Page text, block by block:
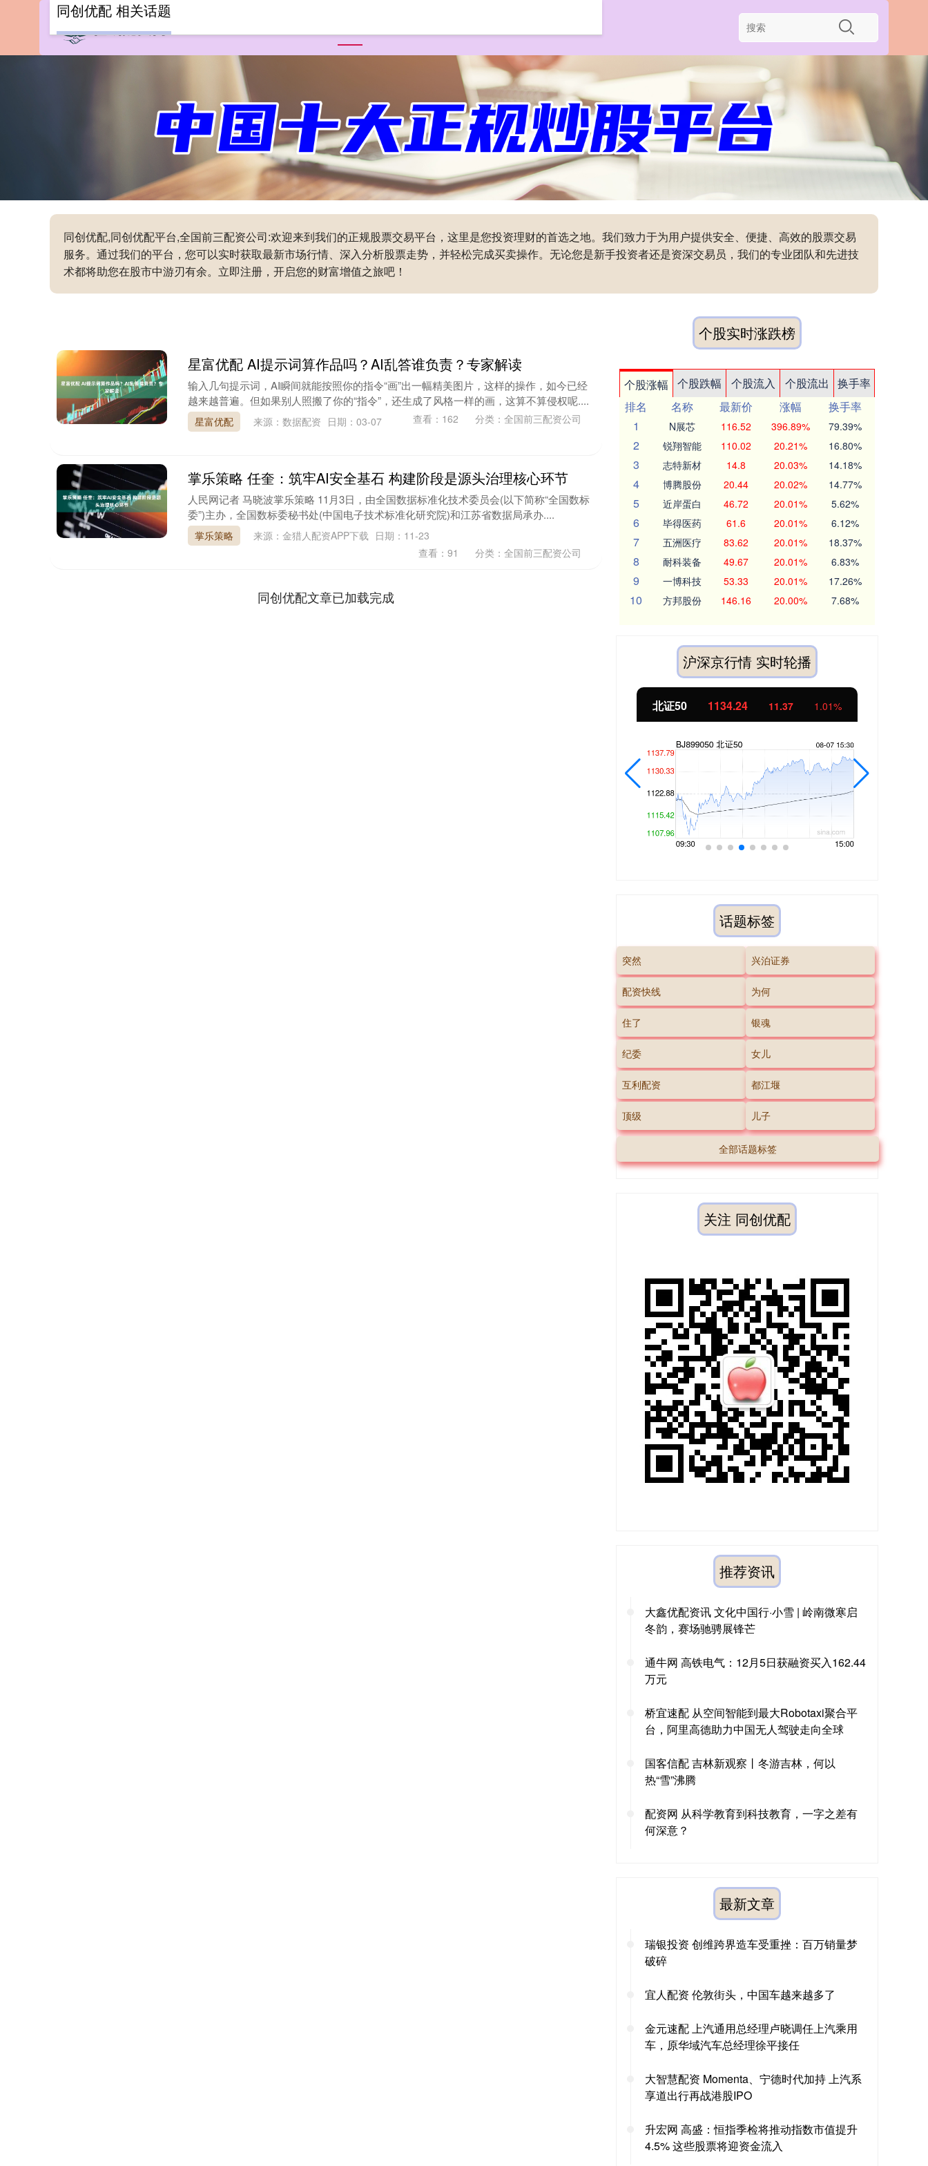
同创优配,同创优配平台,全国前三配资公司:欢迎来到我们的正规股票交易平台，这里是您投资理财的首选之地。我们致力于为用户提供安全、便捷、高效的股票交易
服务。通过我们的平台，您可以实时获取最新市场行情、深入分析股票走势，并轻松完成买卖操作。无论您是新手投资者还是资深交易员，我们的专业团队和先进技
术都将助您在股市中游刃有余。立即注册，开启您的财富增值之旅吧！
同创优配 相关话题
星富优配 AI提示词算作品吗？AI乱答谁负责？专家解读
输入几句提示词，AI瞬间就能按照你的指令“画”出一幅精美图片，这样的操作，如今已经
越来越普遍。但如果别人照搬了你的“指令”，还生成了风格一样的画，这算不算侵权呢....
星富优配 来源：数据配资 日期：03-07 查看： 162 分类： 全国前三配资公司
掌乐策略 任奎：筑牢AI安全基石 构建阶段是源头治理核心环节
人民网记者 马晓波掌乐策略 11月3日，由全国数据标准化技术委员会(以下简称“全国数标
委”)主办，全国数标委秘书处(中国电子技术标准化研究院)和江苏省数据局承办....
掌乐策略 来源：金猎人配资APP下载 日期：11-23
查看： 91 分类： 全国前三配资公司
同创优配文章已加载完成
个股实时涨跌榜
个股涨幅 个股跌幅 个股流入 个股流出
换手率
排名
名称 最新价 涨幅
换手率
1
N展芯 116.52 396.89% 79.39%
2 锐翔智能 110.02 20.21% 16.80%
3 志特新材 14.8 20.03% 14.18%
4 博腾股份 20.44 20.02% 14.77%
5 近岸蛋白 46.72 20.01% 5.62%
6 毕得医药 61.6 20.01% 6.12%
7 五洲医疗 83.62 20.01% 18.37%
8 耐科装备 49.67 20.01% 6.83%
9 一博科技 53.33 20.01% 17.26%
10 方邦股份 146.16 20.00% 7.68%
沪深京行情 实时轮播
北证50 1134.24 11.37 1.01%
话题标签
突然 兴泊证券
配资快线 为何
住了 银魂
纪委 女儿
互利配资 都江堰
顶级 儿子
全部话题标签
关注 同创优配
推荐资讯
大鑫优配资讯 文化中国行·小雪 | 岭南微寒启
冬韵，赛场驰骋展锋芒
通牛网 高铁电气：12月5日获融资买入162.44
万元
桥宜速配 从空间智能到最大Robotaxi聚合平
台，阿里高德助力中国无人驾驶走向全球
国客信配 吉林新观察丨冬游吉林，何以
热“雪”沸腾
配资网 从科学教育到科技教育，一字之差有
何深意？
最新文章
瑞银投资 创维跨界造车受重挫：百万销量梦
破碎
宜人配资 伦敦街头，中国车越来越多了
金元速配 上汽通用总经理卢晓调任上汽乘用
车，原华域汽车总经理徐平接任
大智慧配资 Momenta、宁德时代加持 上汽系
享道出行再战港股IPO
升宏网 高盛：恒指季检将推动指数市值提升
4.5% 这些股票将迎资金流入